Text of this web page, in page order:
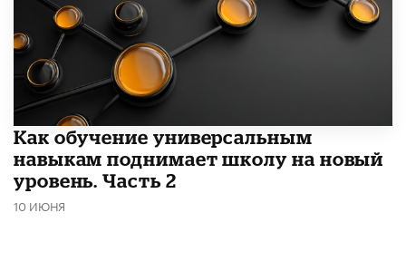
​Как обучение универсальным
навыкам поднимает школу на новый
уровень. Часть 2
10 ИЮНЯ